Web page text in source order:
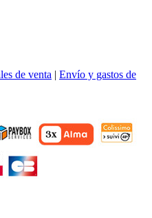
de venta | Envío y gastos de